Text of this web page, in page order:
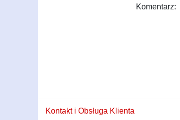
Komentarz:
Kontakt i Obsługa Klienta